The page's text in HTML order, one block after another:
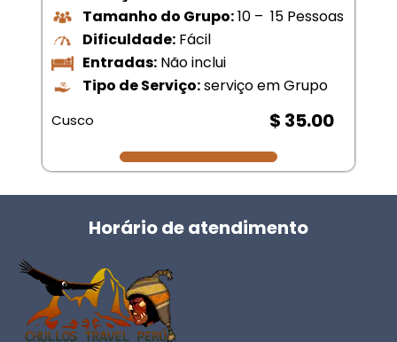
Tamanho do Grupo:10 – 15 Pessoas
Dificuldade:Fácil
Entradas:Não inclui
Tipo de Serviço:serviço em Grupo
Cusco $ 35.00
Horário de atendimento